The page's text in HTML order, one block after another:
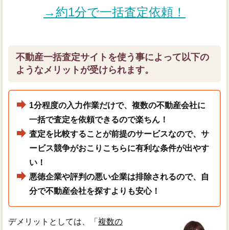
→約1分で一括査定依頼！
不動産一括査定サイトを使う事によって以下の
ようなメリットが受けられます。
1分程度の入力作業だけで、複数の不動産会社に
一括で査定を依頼できるので楽ちん！
査定を比較することが前提のサービスなので、サ
ービス競争がおこりこちらに有利な条件が出やす
い！
悪徳企業や評判の悪い企業は排除されるので、自
分で不動産会社を探すよりも安心！
デメリットとしては、「 複数の